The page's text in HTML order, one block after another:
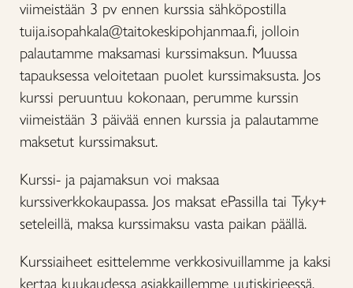
viimeistään 3 pv ennen kurssia sähköpostilla
tuija.isopahkala@taitokeskipohjanmaa.fi, jolloin
palautamme maksamasi kurssimaksun. Muussa
tapauksessa veloitetaan puolet kurssimaksusta. Jos
kurssi peruuntuu kokonaan, perumme kurssin
viimeistään 3 päivää ennen kurssia ja palautamme
maksetut kurssimaksut.
Kurssi- ja pajamaksun voi maksaa
kurssiverkkokaupassa. Jos maksat ePassilla tai Tyky+
seteleillä, maksa kurssimaksu vasta paikan päällä.
Kurssiaiheet esittelemme verkkosivuillamme ja kaksi
kertaa kuukaudessa asiakkaillemme uutiskirjeessä.